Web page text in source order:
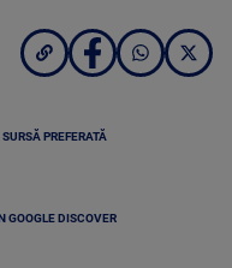
PREFERATĂ
GOOGLE DISCOVER